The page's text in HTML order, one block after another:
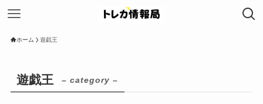
ホーム 遊戯王
遊戯王 – category –